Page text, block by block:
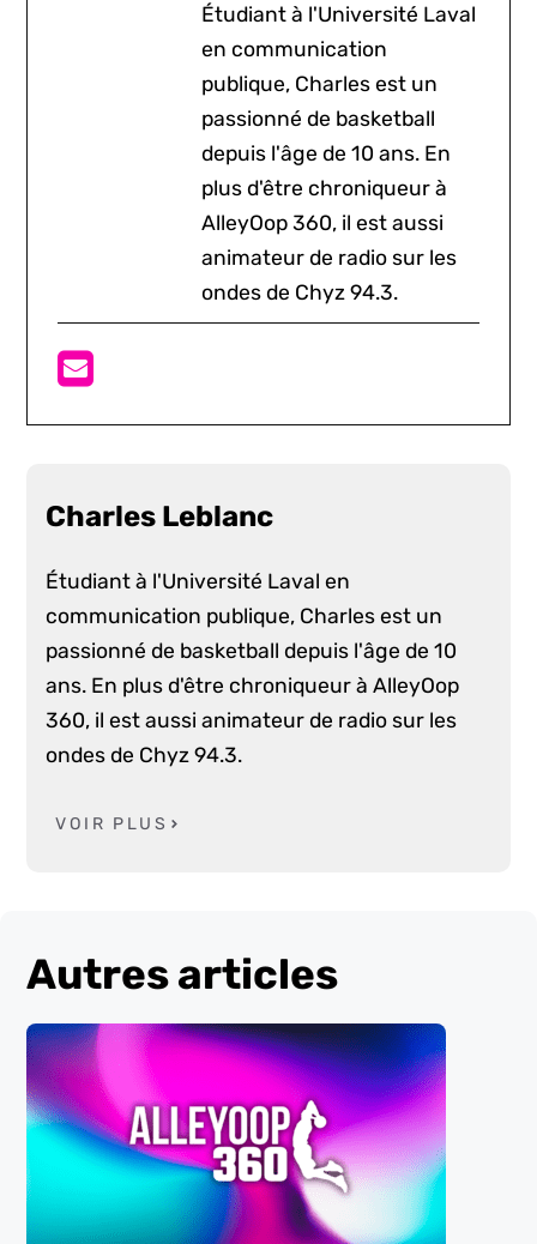
Étudiant à l'Université Laval
en communication
publique, Charles est un
passionné de basketball
depuis l'âge de 10 ans. En
plus d'être chroniqueur à
AlleyOop 360, il est aussi
animateur de radio sur les
ondes de Chyz 94.3.
Charles Leblanc
Étudiant à l'Université Laval en
communication publique, Charles est un
passionné de basketball depuis l'âge de 10
ans. En plus d'être chroniqueur à AlleyOop
360, il est aussi animateur de radio sur les
ondes de Chyz 94.3.
VOIR PLUS
Autres articles